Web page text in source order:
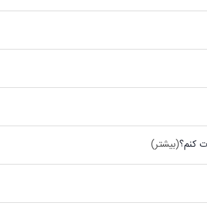
(بیشتر)